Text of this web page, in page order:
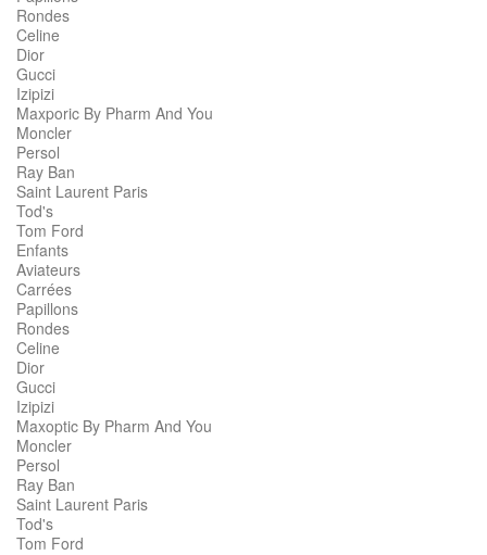
Rondes
Celine
Dior
Gucci
Izipizi
Maxporic By Pharm And You
Moncler
Persol
Ray Ban
Saint Laurent Paris
Tod's
Tom Ford
Enfants
Aviateurs
Carrées
Papillons
Rondes
Celine
Dior
Gucci
Izipizi
Maxoptic By Pharm And You
Moncler
Persol
Ray Ban
Saint Laurent Paris
Tod's
Tom Ford